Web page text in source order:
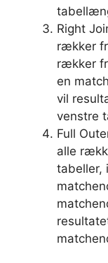
Right
rækker
rækker
en
vil
venstre
Full
alle
tabeller,